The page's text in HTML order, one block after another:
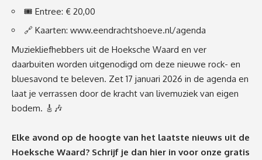
🎟️ Entree: € 20,00
🔗 Kaarten: www.eendrachtshoeve.nl/agenda
Muziekliefhebbers uit de Hoeksche Waard en ver
daarbuiten worden uitgenodigd om deze nieuwe rock- en
bluesavond te beleven. Zet 17 januari 2026 in de agenda en
laat je verrassen door de kracht van livemuziek van eigen
bodem. 🎸🎶
Elke avond op de hoogte van het laatste nieuws uit de
Hoeksche Waard? Schrijf je dan hier in voor onze gratis